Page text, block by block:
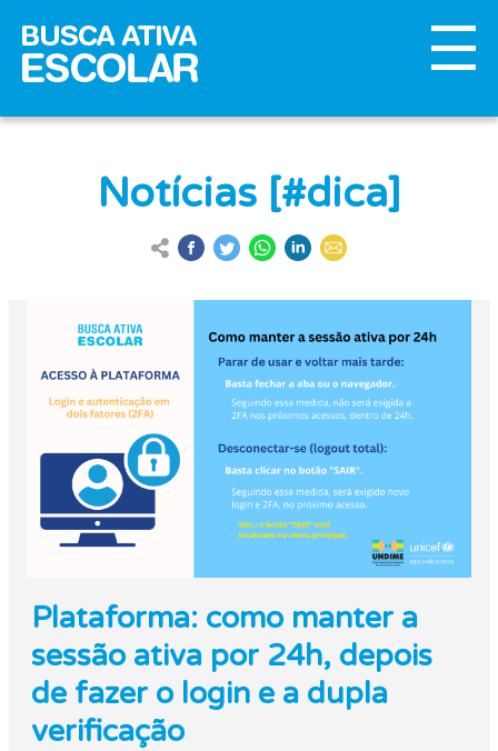
Notícias [#dica]
Plataforma: como manter a
sessão ativa por 24h, depois
de fazer o login e a dupla
verificação